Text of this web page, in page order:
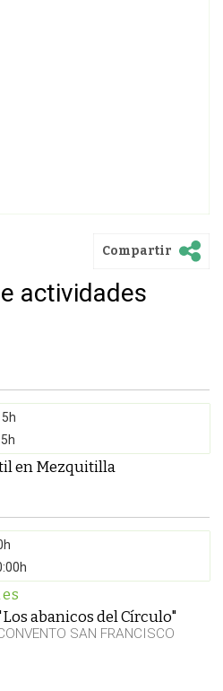
Compartir
actividades
en Mezquitilla
abanicos del Círculo"
SAN FRANCISCO